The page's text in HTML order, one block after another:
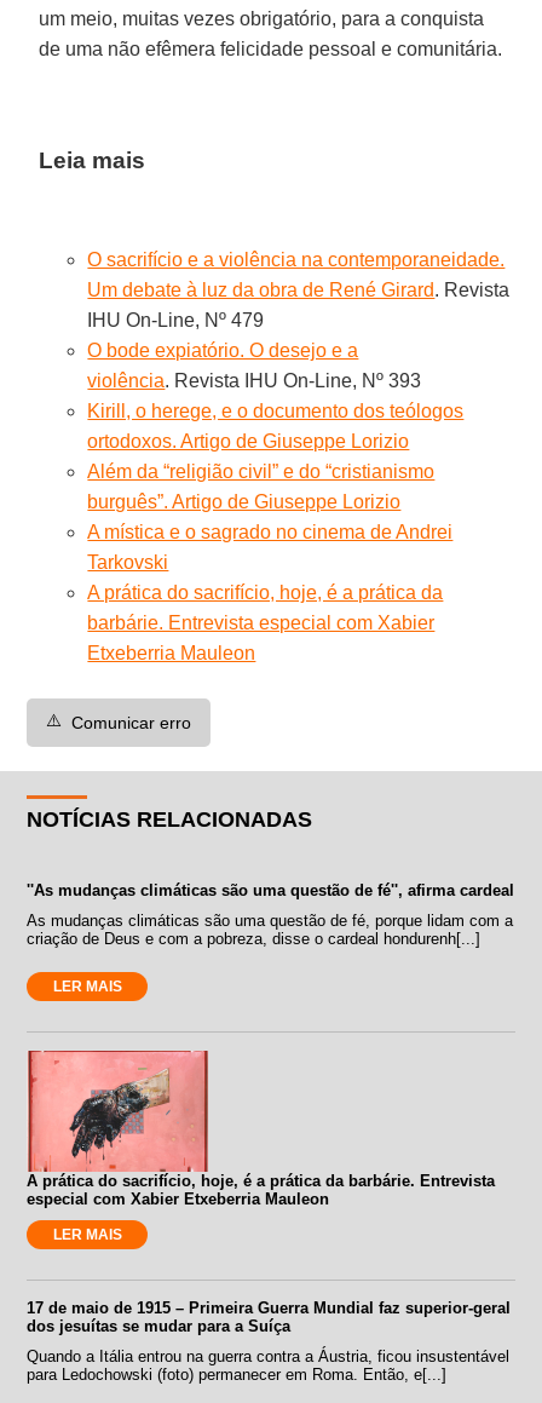
um meio, muitas vezes obrigatório, para a conquista
de uma não efêmera felicidade pessoal e comunitária.
Leia mais
O sacrifício e a violência na contemporaneidade.
Um debate à luz da obra de René Girard. Revista
IHU On-Line, Nº 479
O bode expiatório. O desejo e a
violência. Revista IHU On-Line, Nº 393
Kirill, o herege, e o documento dos teólogos
ortodoxos. Artigo de Giuseppe Lorizio
Além da “religião civil” e do “cristianismo
burguês”. Artigo de Giuseppe Lorizio
A mística e o sagrado no cinema de Andrei
Tarkovski
A prática do sacrifício, hoje, é a prática da
barbárie. Entrevista especial com Xabier
Etxeberria Mauleon
⚠️ Comunicar erro
NOTÍCIAS RELACIONADAS
''As mudanças climáticas são uma questão de fé'', afirma cardeal
As mudanças climáticas são uma questão de fé, porque lidam com a
criação de Deus e com a pobreza, disse o cardeal hondurenh[...]
LER MAIS
A prática do sacrifício, hoje, é a prática da barbárie. Entrevista
especial com Xabier Etxeberria Mauleon
LER MAIS
17 de maio de 1915 – Primeira Guerra Mundial faz superior-geral
dos jesuítas se mudar para a Suíça
Quando a Itália entrou na guerra contra a Áustria, ficou insustentável
para Ledochowski (foto) permanecer em Roma. Então, e[...]